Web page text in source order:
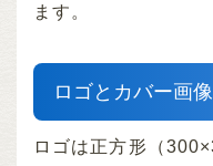
ます。
ロゴとカバー画
ロゴは正方形（